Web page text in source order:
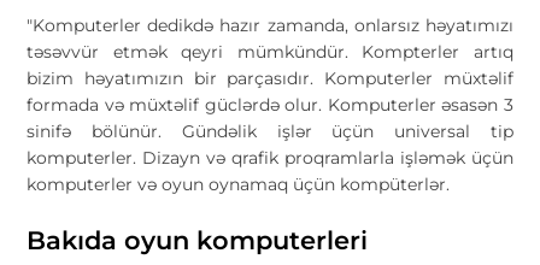
"Komputerler dedikdə hazır zamanda, onlarsız həyatımızı
təsəvvür etmək qeyri mümkündür. Kompterler artıq
bizim həyatımızın bir parçasıdır. Komputerler müxtəlif
formada və müxtəlif güclərdə olur. Komputerler əsasən 3
sinifə bölünür. Gündəlik işlər üçün universal tip
komputerler. Dizayn və qrafik proqramlarla işləmək üçün
komputerler və oyun oynamaq üçün kompüterlər.
Bakıda oyun komputerleri